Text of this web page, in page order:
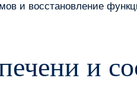
и восстановление
и